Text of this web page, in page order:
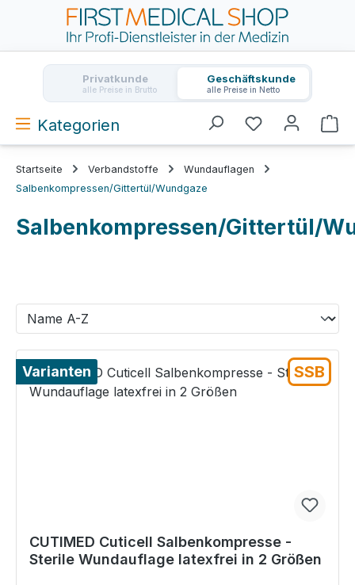
Zum Hauptinhalt springen
Privatkunde
alle Preise in Brutto
Geschäftskunde
alle Preise in Netto
Kategorien
Startseite Verbandstoffe
Wundauflagen
Salbenkompressen/Gittertül/Wundgaze
Salbenkompressen/Gittertül/
Varianten SSB
CUTIMED Cuticell Salbenkompresse -
Sterile Wundauflage latexfrei in 2 Größen